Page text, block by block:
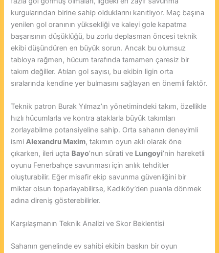
kurgularından birine sahip olduklarını kanıtlıyor. Maç başına
yenilen gol oranının yüksekliği ve kaleyi gole kapatma
başarısının düşüklüğü, bu zorlu deplasman öncesi teknik
ekibi düşündüren en büyük sorun. Ancak bu olumsuz
tabloya rağmen, hücum tarafında tamamen çaresiz bir
takım değiller. Atılan gol sayısı, bu ekibin ligin orta
sıralarında kendine yer bulmasını sağlayan en önemli faktör.
Teknik patron Burak Yılmaz’ın yönetimindeki takım, özellikle
hızlı hücumlarla ve kontra ataklarla büyük takımları
zorlayabilme potansiyeline sahip. Orta sahanın deneyimli
ismiAlexandru Maxim, takımın oyun aklı olarak öne
çıkarken, ileri uçta Bayo’nun sürati ve Lungoyi’nin hareketli
oyunu Fenerbahçe savunması için anlık tehditler
oluşturabilir. Eğer misafir ekip savunma güvenliğini bir
miktar olsun toparlayabilirse, Kadıköy’den puanla dönmek
adına direniş gösterebilirler.
Karşılaşmanın Teknik Analizi ve Skor Beklentisi
Sahanın genelinde ev sahibi ekibin baskın bir oyun